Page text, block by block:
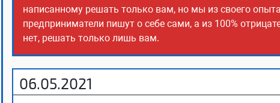
написанному решать только вам, но мы из своего
предприниматели пишут о себе сами, а из 100%
нет, решать только лишь вам.
06.05.2021